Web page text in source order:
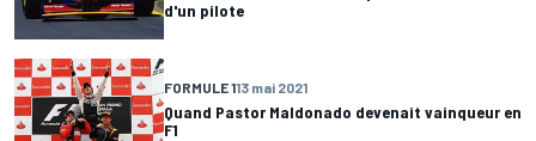
d'un pilote
FORMULE 113 mai 2021
Quand Pastor Maldonado devenait vainqueur en
F1